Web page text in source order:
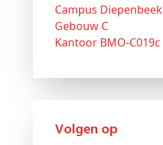
Campus Diepenbeek
Gebouw C
Kantoor BMO-C019c
Volgen op